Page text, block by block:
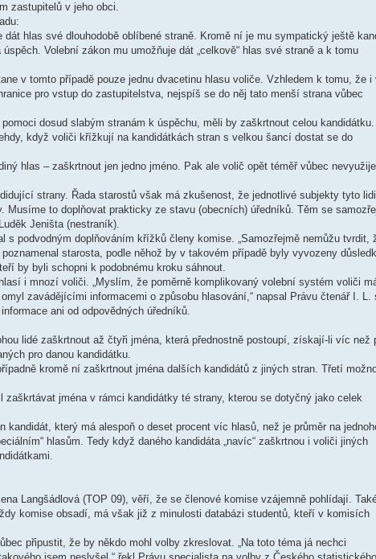
zastupitelů v jeho obci.
hlas své dlouhodobě oblíbené straně. Kromě ní je mu sympatický ještě
Volební zákon mu umožňuje dát „celkově“ hlas své straně a k tomu
v tomto případě pouze jednu dvacetinu hlasu voliče. Vzhledem k tomu, že i
pro vstup do zastupitelstva, nejspíš se do něj tato menší strana vůbec
dosud slabým stranám k úspěchu, měli by zaškrtnout celou kandidátku.
když voliči křížkují na kandidátkách stran s velkou šancí dostat se do
hlas – zaškrtnout jen jedno jméno. Pak ale volič opět téměř vůbec
strany. Řada starostů však má zkušenost, že jednotlivé subjekty tyto lidi
Musíme to doplňovat prakticky ze stavu (obecních) úředníků. Těm se
Jeništa (nestraník).
s podvodným doplňováním křížků členy komise. „Samozřejmě nemůžu tvrdit,
starosta, podle něhož by v takovém případě byly vyvozeny
by byli schopni k podobnému kroku sáhnout.
i mnozí voliči. „Myslím, že poměrně komplikovaný volební systém voliči
zavádějícími informacemi o způsobu hlasování,“ napsal Právu čtenář I. L.
ani od odpovědných úředníků.
lidé zaškrtnout až čtyři jména, která přednostně postoupí, získají-li víc než
pro danou kandidátku.
kromě ní zaškrtnout jména dalších kandidátů z jiných stran. Třetí
zaškrtávat jména v rámci kandidátky té strany, kterou se dotyčný jako celek
kandidát, který má alespoň o deset procent víc hlasů, než je průměr na
hlasům. Tedy když daného kandidáta „navíc“ zaškrtnou i voliči jiných
Langšádlová (TOP 09), věří, že se členové komise vzájemně pohlídají.
komise obsadí, má však již z minulosti databázi studentů, kteří v komisích
připustit, že by někdo mohl volby zkreslovat. „Na toto téma já nechci